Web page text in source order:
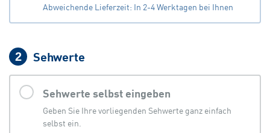
Abweichende Lieferzeit: In 2-4 Werktagen bei Ihnen
2 Sehwerte
Sehwerte selbst eingeben
Geben Sie Ihre vorliegenden Sehwerte ganz einfach
selbst ein.